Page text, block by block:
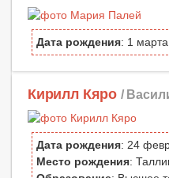
Дата рождения: 1
Кирилл Кяро /
Дата рождения: 24
Место рождения: